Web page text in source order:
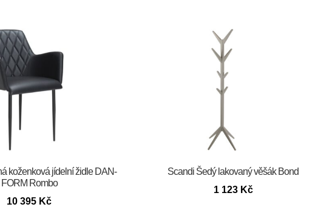
koženková jídelní židle DAN-
FORM Rombo
10 395 Kč
Scandi Šedý lakovaný věšák Bond
1 123 Kč